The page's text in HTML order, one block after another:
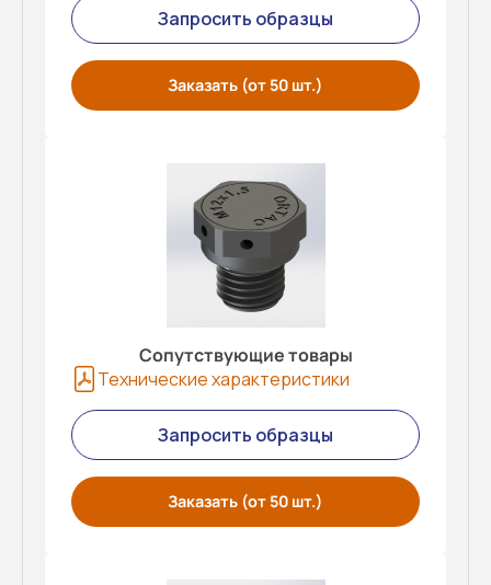
Запросить образцы
Заказать (от 50 шт.)
Сопутствующие товары
Технические характеристики
Запросить образцы
Заказать (от 50 шт.)